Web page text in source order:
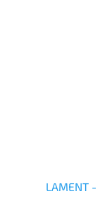
LAMENT